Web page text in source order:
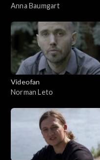
Anna Baumgart
Videofan
Norman Leto